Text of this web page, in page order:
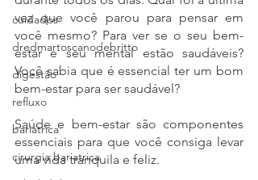
cuidados
dredmartoscanodebritto
digestão
refluxo
bariatrica
cirurgia bariatrica
vez que você parou para pensar em
você mesmo? Para ver se o seu bem-
estar e seu mental estão saudáveis?
Você sabia que é essencial ter um bom
bem-estar para ser saudável?
Saúde e bem-estar são componentes
essenciais para que você consiga levar
uma vida tranquila e feliz.